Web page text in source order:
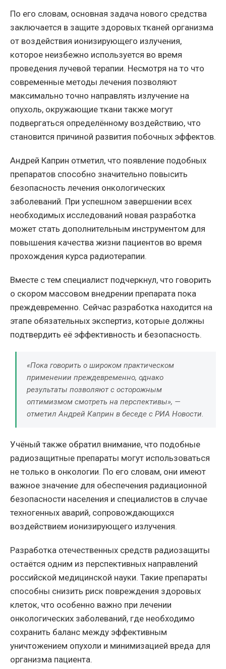
По его словам, основная задача нового средства
заключается в защите здоровых тканей организма
от воздействия ионизирующего излучения,
которое неизбежно используется во время
проведения лучевой терапии. Несмотря на то что
современные методы лечения позволяют
максимально точно направлять излучение на
опухоль, окружающие ткани также могут
подвергаться определённому воздействию, что
становится причиной развития побочных эффектов.
Андрей Каприн отметил, что появление подобных
препаратов способно значительно повысить
безопасность лечения онкологических
заболеваний. При успешном завершении всех
необходимых исследований новая разработка
может стать дополнительным инструментом для
повышения качества жизни пациентов во время
прохождения курса радиотерапии.
Вместе с тем специалист подчеркнул, что говорить
о скором массовом внедрении препарата пока
преждевременно. Сейчас разработка находится на
этапе обязательных экспертиз, которые должны
подтвердить её эффективность и безопасность.
«Пока говорить о широком практическом
применении преждевременно, однако
результаты позволяют с осторожным
оптимизмом смотреть на перспективы», —
отметил Андрей Каприн в беседе с РИА Новости.
Учёный также обратил внимание, что подобные
радиозащитные препараты могут использоваться
не только в онкологии. По его словам, они имеют
важное значение для обеспечения радиационной
безопасности населения и специалистов в случае
техногенных аварий, сопровождающихся
воздействием ионизирующего излучения.
Разработка отечественных средств радиозащиты
остаётся одним из перспективных направлений
российской медицинской науки. Такие препараты
способны снизить риск повреждения здоровых
клеток, что особенно важно при лечении
онкологических заболеваний, где необходимо
сохранить баланс между эффективным
уничтожением опухоли и минимизацией вреда для
организма пациента.